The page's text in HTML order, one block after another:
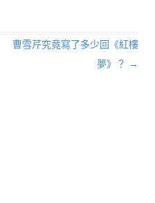
曹雪芹究竟寫了多少回《紅樓
夢》？ →